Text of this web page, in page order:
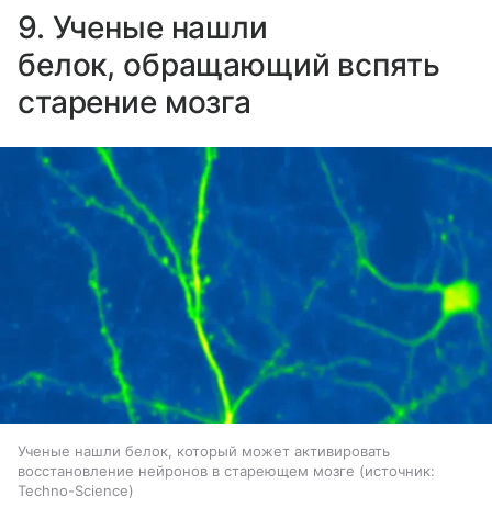
9. Ученые нашли
белок, обращающий вспять
старение мозга
Ученые нашли белок, который может активировать
восстановление нейронов в стареющем мозге
источник:
Techno-Science